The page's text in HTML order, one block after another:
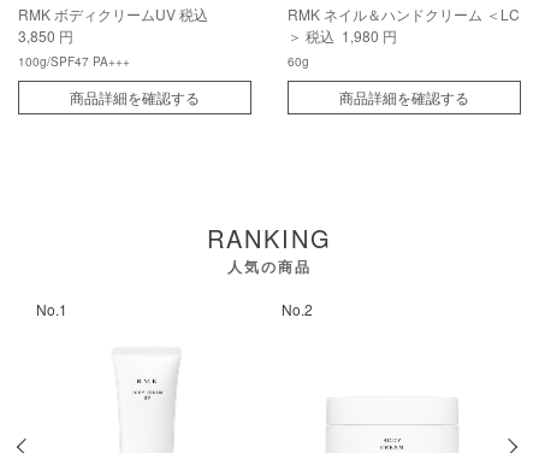
RMK ボディクリームUV税込
3,850 円
100g/SPF47 PA+++
商品詳細を確認する
RMK ネイル＆ハンドクリーム ＜LC
＞ 税込 1,980 円
60g
商品詳細を確認する
RANKING
人気の商品
No.1 No.2